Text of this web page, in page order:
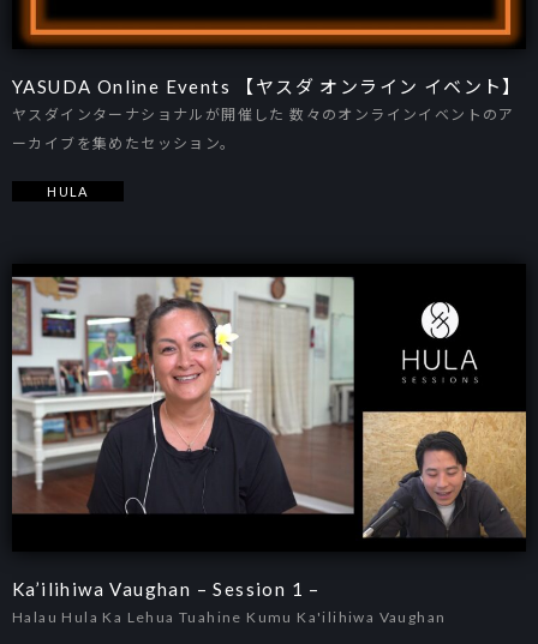
YASUDA Online Events 【ヤスダ オンライン イベント】
ヤスダインターナショナルが開催した 数々のオンラインイベントのア
ーカイブを集めたセッション。
HULA
Ka’ilihiwa Vaughan – Session 1 –
Halau Hula Ka Lehua Tuahine Kumu Ka'ilihiwa Vaughan